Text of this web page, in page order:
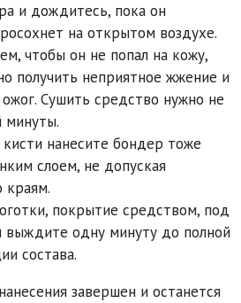
и дождитесь, пока он
на открытом воздухе.
чтобы он не попал на кожу,
получить неприятное жжение и
Сушить средство нужно не
минуты.
нанесите бондер тоже
слоем, не допуская
краям.
покрытие средством, под
выждите одну минуту до полной
состава.
завершен и останется